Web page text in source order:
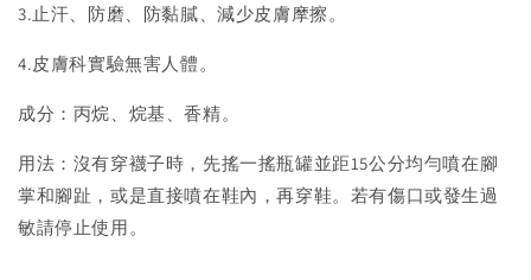
3.止汗、防磨、防黏膩、減少皮膚摩擦。
4.皮膚科實驗無害人體。
成分：丙烷、烷基、香精。
用法：沒有穿襪子時，先搖一搖瓶罐並距15公分均勻噴在腳
掌和腳趾，或是直接噴在鞋內，再穿鞋。若有傷口或發生過
敏請停止使用。